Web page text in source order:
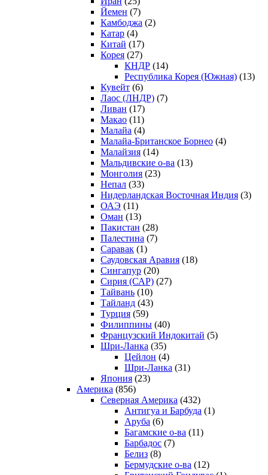
Йемен (7)
Камбоджа (2)
Катар (4)
Китай (17)
Корея (27)
КНДР (14)
Республика Корея (Южная) (13)
Кувейт (6)
Лаос (ЛНДР) (7)
Ливан (17)
Макао (11)
Малайа (4)
Малайа-Британское Борнео (4)
Малайзия (14)
Мальдивские о-ва (13)
Монголия (23)
Непал (33)
Нидерландская Восточная Индия (3)
ОАЭ (11)
Оман (13)
Пакистан (28)
Палестина (7)
Саравак (1)
Саудовская Аравия (18)
Сингапур (20)
Сирия (САР) (27)
Тайвань (10)
Тайланд (43)
Турция (59)
Филиппины (40)
Французский Индокитай (5)
Шри-Ланка (35)
Цейлон (4)
Шри-Ланка (31)
Япония (23)
Америка (856)
Северная Америка (432)
Антигуа и Барбуда (1)
Аруба (6)
Багамские о-ва (11)
Барбадос (7)
Белиз (8)
Бермудские о-ва (12)